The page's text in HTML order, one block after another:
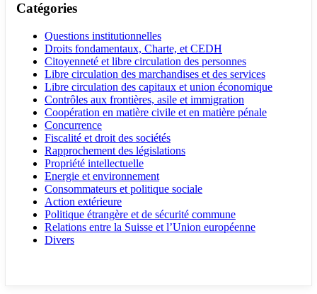
Catégories
Questions institutionnelles
Droits fondamentaux, Charte, et CEDH
Citoyenneté et libre circulation des personnes
Libre circulation des marchandises et des services
Libre circulation des capitaux et union économique
Contrôles aux frontières, asile et immigration
Coopération en matière civile et en matière pénale
Concurrence
Fiscalité et droit des sociétés
Rapprochement des législations
Propriété intellectuelle
Energie et environnement
Consommateurs et politique sociale
Action extérieure
Politique étrangère et de sécurité commune
Relations entre la Suisse et l’Union européenne
Divers